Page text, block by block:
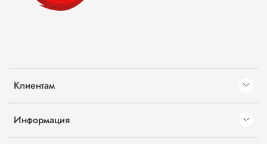
Клиентам
Информация